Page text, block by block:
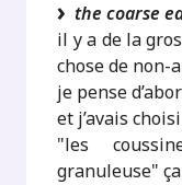
the coarse
il y a de la
chose de non-
je pense
et j’avais
"les
granuleuse"